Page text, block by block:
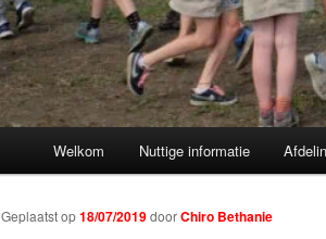
Welkom Nuttige informatie
Geplaatst op18/07/2019doorChiro Bethanie